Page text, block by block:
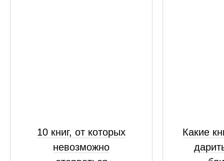
10 книг, от которых
невозможно
Какие